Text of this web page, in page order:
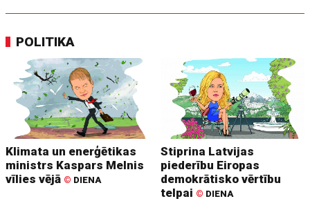
POLITIKA
Klimata un enerģētikas
ministrs Kaspars Melnis
vīlies vējā © DIENA
Stiprina Latvijas
piederību Eiropas
demokrātisko vērtību
telpai © DIENA